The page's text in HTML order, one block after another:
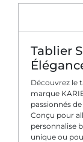
Tablier
Découvrez le
marque
passionnés
Conçu pour
personnalise
unique ou